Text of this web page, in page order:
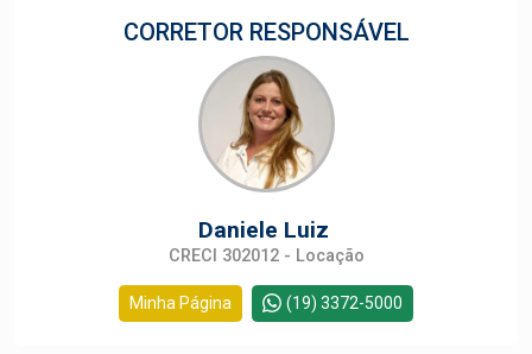
CORRETOR RESPONSÁVEL
Daniele Luiz
CRECI 302012 - Locação
Minha Página (19) 3372-5000